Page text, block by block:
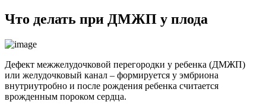
Что делать при ДМЖП у плода
Дефект межжелудочковой перегородки у ребенка (ДМЖП)
или желудочковый канал – формируется у эмбриона
внутриутробно и после рождения ребенка считается
врожденным пороком сердца.